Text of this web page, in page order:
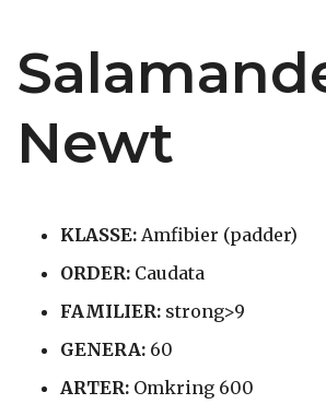
Newt
KLASSE: Amfibier (padder)
ORDER: Caudata
FAMILIER: strong>9
GENERA: 60
ARTER: Omkring 600